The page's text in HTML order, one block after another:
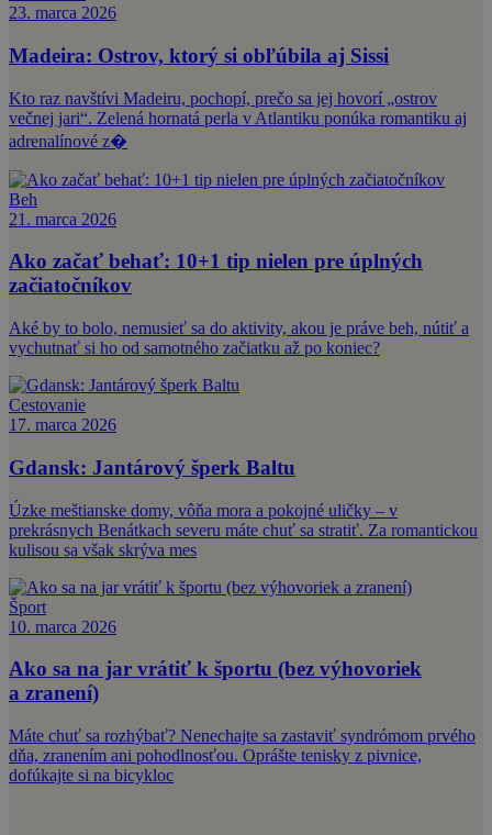
23. marca 2026
Madeira: Ostrov, ktorý si obľúbila aj Sissi
Kto raz navštívi Madeiru, pochopí, prečo sa jej hovorí „ostrov
večnej jari“. Zelená hornatá perla v Atlantiku ponúka romantiku aj
adrenalínové z�
Beh
21. marca 2026
Ako začať behať: 10+1 tip nielen pre úplných
začiatočníkov
Aké by to bolo, nemusieť sa do aktivity, akou je práve beh, nútiť a
vychutnať si ho od samotného začiatku až po koniec?
Cestovanie
17. marca 2026
Gdansk: Jantárový šperk Baltu
Úzke meštianske domy, vôňa mora a pokojné uličky – v
prekrásnych Benátkach severu máte chuť sa stratiť. Za romantickou
kulisou sa však skrýva mes
Šport
10. marca 2026
Ako sa na jar vrátiť k športu (bez výhovoriek
a zranení)
Máte chuť sa rozhýbať? Nenechajte sa zastaviť syndrómom prvého
dňa, zranením ani pohodlnosťou. Oprášte tenisky z pivnice,
dofúkajte si na bicykloc